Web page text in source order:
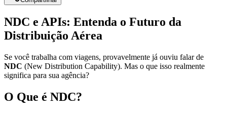
NDC e APIs: Entenda o Futuro da
Distribuição Aérea
Se você trabalha com viagens, provavelmente já ouviu falar de
NDC (New Distribution Capability). Mas o que isso realmente
significa para sua agência?
O Que é NDC?